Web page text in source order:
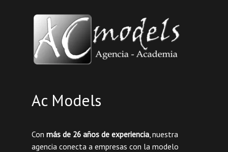
Ac Models
Con más de 26 años de experiencia, nuestra
agencia conecta a empresas con la modelo